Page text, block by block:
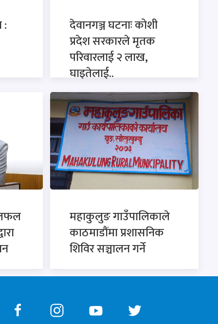
:
देवानगञ्ज घटनाः कोशी
प्रदेश सरकारले मृतक
परिवारलाई २ लाख,
घाइतेलाई..
महाकुलुङ गाउँपालिकाले
काठमाडौंमा प्रशासनिक
शिविर सञ्चालन गर्ने